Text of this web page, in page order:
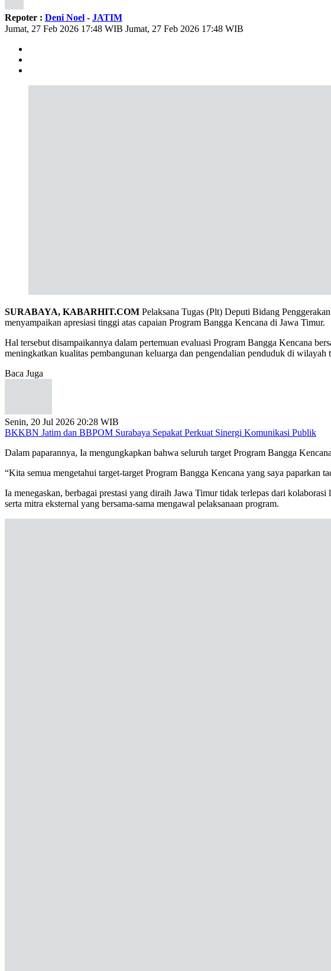
Repoter : Deni Noel - JATIM
Jumat, 27 Feb 2026 17:48 WIB Jumat, 27 Feb 2026 17:48 WIB
SURABAYA, KABARHIT.COM Pelaksana Tugas (Plt) Deputi Bidang
menyampaikan apresiasi tinggi atas capaian Program Bangga Kencana di Jawa Timur.
Hal tersebut disampaikannya dalam pertemuan evaluasi Program Bangga Kencana
meningkatkan kualitas pembangunan keluarga dan pengendalian penduduk di wilayah
Baca Juga
Senin, 20 Jul 2026 20:28 WIB
BKKBN Jatim dan BBPOM Surabaya Sepakat Perkuat Sinergi Komunikasi Publik
Dalam paparannya, Ia mengungkapkan bahwa seluruh target Program Bangga
“Kita semua mengetahui target-target Program Bangga Kencana yang saya paparkan
Ia menegaskan, berbagai prestasi yang diraih Jawa Timur tidak terlepas dari
serta mitra eksternal yang bersama-sama mengawal pelaksanaan program.